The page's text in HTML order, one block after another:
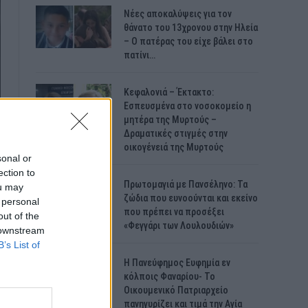
or
to
may
of the
List of
Νέες αποκαλύψεις για τον
θάνατο του 13χρονου στην Ηλεία
– Ο πατέρας του είχε βάλει στο
πατίνι…
Κεφαλονιά – Έκτακτο:
Εσπευσμένα στο νοσοκομείο η
μητέρα της Μυρτούς –
Δραματικές στιγμές στην
οικογένειά της Μυρτούς
Πρωτομαγιά με Πανσέληνο: Τα
ζώδια που ευνοούνται και εκείνο
που πρέπει να προσέξει
«Φεγγάρι των Λουλουδιών»
H Πανεύφημος Ευφημία εν
κόλποις Φαναρίου- Το
Οικουμενικό Πατριαρχείο
πανηγυρίζει και τιμά την Αγία